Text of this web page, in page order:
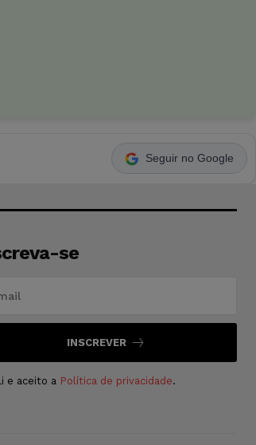
Seguir no Google
se
INSCREVER
e aceito a Política de privacidade.